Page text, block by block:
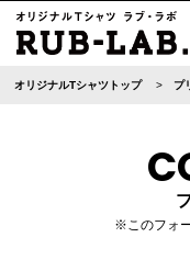
オリジナルTシャツトップ プ
※このフォ